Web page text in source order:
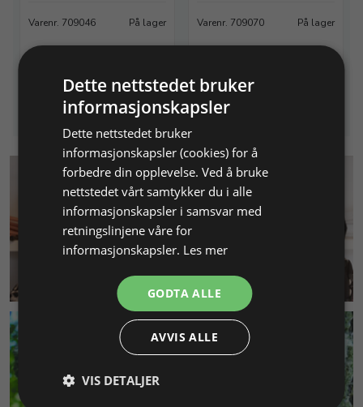
Varenr. 709046 På lager
Info
Legg i
handlekurv
Varenr. 709070 På lager
Info
KUNDESERVICE
Dette nettstedet bruker
informasjonskapsler
Dette nettstedet bruker
informasjonskapsler (cookies) for å
forbedre din opplevelse. Ved å bruke
nettstedet vårt samtykker du i alle
informasjonskapsler i samsvar med
retningslinjene våre for
informasjonskapsler. Les mer
GODTA ALLE
AVVIS ALLE
VIS DETALJER